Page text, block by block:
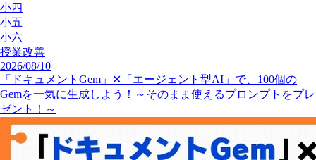
小四
小五
小六
授業改善
2026/08/10
「ドキュメントGem」✕「エージェント型AI」で、100個の
Gemを一気に生成しよう！～そのまま使えるプロンプトをプレ
ゼント！～